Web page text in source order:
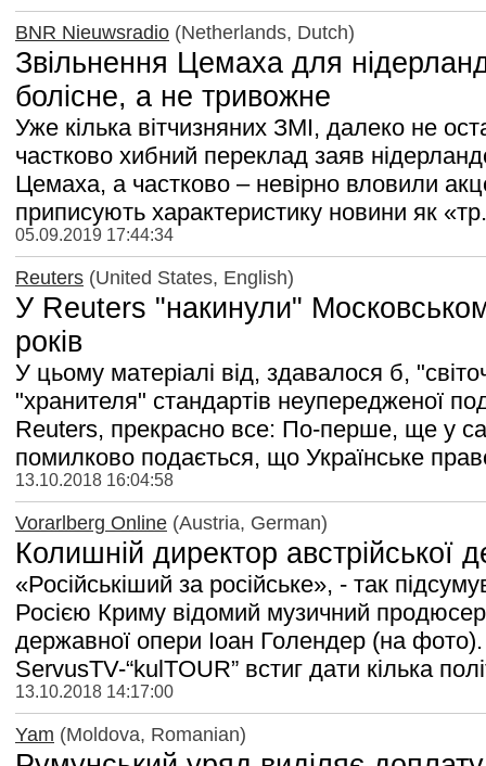
BNR Nieuwsradio (Netherlands, Dutch)
Звільнення Цемаха для
болісне, а не тривожне
Уже кілька вітчизняних ЗМІ, далеко не
частково хибний переклад заяв
Цемаха, а частково – невірно вловили
приписують характеристику новини як
05.09.2019 17:44:34
Reuters (United States, English)
У Reuters "накинули"
років
У цьому матеріалі від, здавалося б,
"хранителя" стандартів неупередженої
Reuters, прекрасно все: По-перше, ще у
помилково подається, що Українське
13.10.2018 16:04:58
Vorarlberg Online (Austria, German)
Колишній директор австрійської
«Російськіший за російське», - так
Росією Криму відомий музичний продюсер,
державної опери Іоан Голендер (на
ServusTV-“kulTOUR” встиг дати кілька
13.10.2018 14:17:00
Yam (Moldova, Romanian)